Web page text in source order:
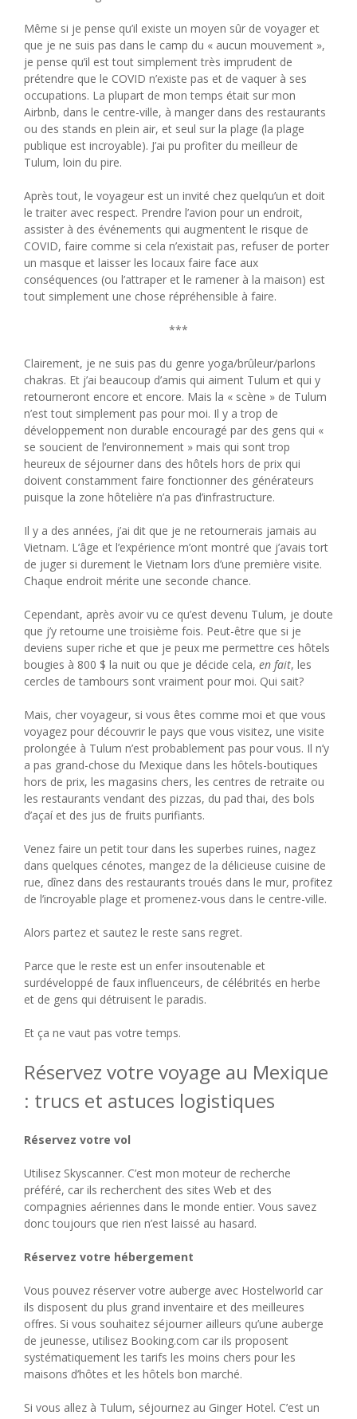
Même si je pense qu’il existe un moyen sûr de voyager et
que je ne suis pas dans le camp du « aucun mouvement »,
je pense qu’il est tout simplement très imprudent de
prétendre que le COVID n’existe pas et de vaquer à ses
occupations. La plupart de mon temps était sur mon
Airbnb, dans le centre-ville, à manger dans des restaurants
ou des stands en plein air, et seul sur la plage (la plage
publique est incroyable). J’ai pu profiter du meilleur de
Tulum, loin du pire.
Après tout, le voyageur est un invité chez quelqu’un et doit
le traiter avec respect. Prendre l’avion pour un endroit,
assister à des événements qui augmentent le risque de
COVID, faire comme si cela n’existait pas, refuser de porter
un masque et laisser les locaux faire face aux
conséquences (ou l’attraper et le ramener à la maison) est
tout simplement une chose répréhensible à faire.
***
Clairement, je ne suis pas du genre yoga/brûleur/parlons
chakras. Et j’ai beaucoup d’amis qui aiment Tulum et qui y
retourneront encore et encore. Mais la « scène » de Tulum
n’est tout simplement pas pour moi. Il y a trop de
développement non durable encouragé par des gens qui «
se soucient de l’environnement » mais qui sont trop
heureux de séjourner dans des hôtels hors de prix qui
doivent constamment faire fonctionner des générateurs
puisque la zone hôtelière n’a pas d’infrastructure.
Il y a des années, j’ai dit que je ne retournerais jamais au
Vietnam. L’âge et l’expérience m’ont montré que j’avais tort
de juger si durement le Vietnam lors d’une première visite.
Chaque endroit mérite une seconde chance.
Cependant, après avoir vu ce qu’est devenu Tulum, je doute
que j’y retourne une troisième fois. Peut-être que si je
deviens super riche et que je peux me permettre ces hôtels
bougies à 800 $ la nuit ou que je décide cela, en fait, les
cercles de tambours sont vraiment pour moi. Qui sait?
Mais, cher voyageur, si vous êtes comme moi et que vous
voyagez pour découvrir le pays que vous visitez, une visite
prolongée à Tulum n’est probablement pas pour vous. Il n’y
a pas grand-chose du Mexique dans les hôtels-boutiques
hors de prix, les magasins chers, les centres de retraite ou
les restaurants vendant des pizzas, du pad thai, des bols
d’açaí et des jus de fruits purifiants.
Venez faire un petit tour dans les superbes ruines, nagez
dans quelques cénotes, mangez de la délicieuse cuisine de
rue, dînez dans des restaurants troués dans le mur, profitez
de l’incroyable plage et promenez-vous dans le centre-ville.
Alors partez et sautez le reste sans regret.
Parce que le reste est un enfer insoutenable et
surdéveloppé de faux influenceurs, de célébrités en herbe
et de gens qui détruisent le paradis.
Et ça ne vaut pas votre temps.
Réservez votre voyage au Mexique
: trucs et astuces logistiques
Réservez votre vol
Utilisez Skyscanner. C’est mon moteur de recherche
préféré, car ils recherchent des sites Web et des
compagnies aériennes dans le monde entier. Vous savez
donc toujours que rien n’est laissé au hasard.
Réservez votre hébergement
Vous pouvez réserver votre auberge avec Hostelworld car
ils disposent du plus grand inventaire et des meilleures
offres. Si vous souhaitez séjourner ailleurs qu’une auberge
de jeunesse, utilisez Booking.com car ils proposent
systématiquement les tarifs les moins chers pour les
maisons d’hôtes et les hôtels bon marché.
Si vous allez à Tulum, séjournez au Ginger Hotel. C’est un